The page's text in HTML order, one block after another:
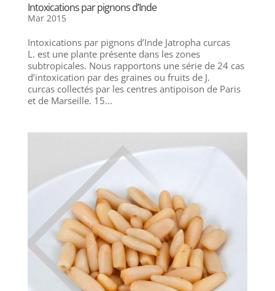
Intoxications par pignons d’Inde
Mar 2015
Intoxications par pignons d’Inde Jatropha curcas
L. est une plante présente dans les zones
subtropicales. Nous rapportons une série de 24 cas
d’intoxication par des graines ou fruits de J.
curcas collectés par les centres antipoison de Paris
et de Marseille. 15...